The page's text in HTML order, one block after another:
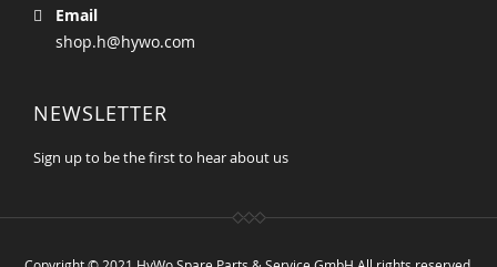
Email
shop.h@hywo.com
NEWSLETTER
Sign up to be the first to hear about us